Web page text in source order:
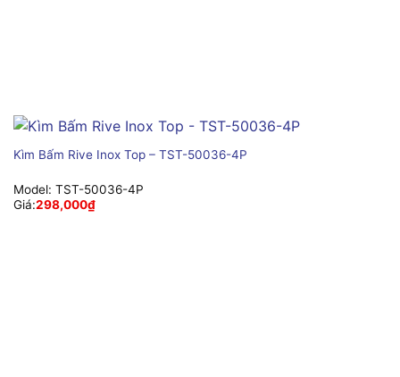
Kìm Bấm Rive Inox Top – TST-50036-4P
Model: TST-50036-4P
Giá:298,000₫